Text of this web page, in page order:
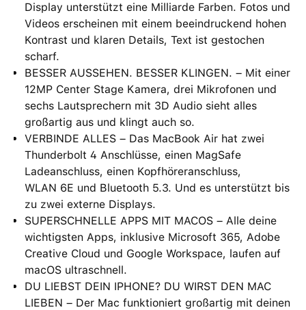
Display unterstützt eine Milliarde Farben. Fotos und
Videos erscheinen mit einem beein­druckend hohen
Kontrast und klaren Details, Text ist gestochen
scharf.
BESSER AUSSEHEN. BESSER KLINGEN. – Mit einer
12MP Center Stage Kamera, drei Mikrofonen und
sechs Lautsprechern mit 3D Audio sieht alles
großartig aus und klingt auch so.
VERBINDE ALLES – Das MacBook Air hat zwei
Thunderbolt 4 Anschlüsse, einen MagSafe
Ladeanschluss, einen Kopfhöreranschluss,
WLAN 6E und Bluetooth 5.3. Und es unterstützt bis
zu zwei externe Displays.
SUPERSCHNELLE APPS MIT MACOS – Alle deine
wichtigsten Apps, inklusive Microsoft 365, Adobe
Creative Cloud und Google Workspace, laufen auf
macOS ultraschnell.
DU LIEBST DEIN IPHONE? DU WIRST DEN MAC
LIEBEN – Der Mac funktioniert großartig mit deinen